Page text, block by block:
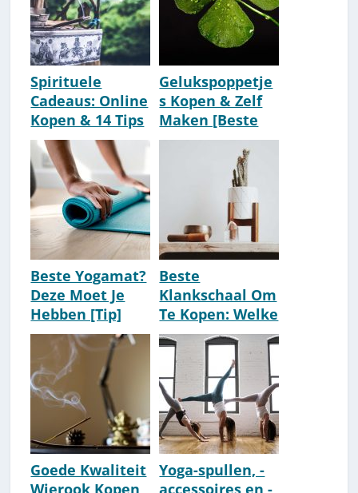
Spirituele
Cadeaus: Online
Kopen & 14 Tips
[Aanrader-Lijst]
Gelukspoppetje
s Kopen & Zelf
Maken [Beste
Aanraders]
Beste Yogamat?
Deze Moet Je
Hebben [Tip]
[2026]
Beste
Klankschaal Om
Te Kopen: Welke
Past Bij Mij?
[2026]
Goede Kwaliteit
Wierook Kopen
Yoga-spullen, -
accessoires en -